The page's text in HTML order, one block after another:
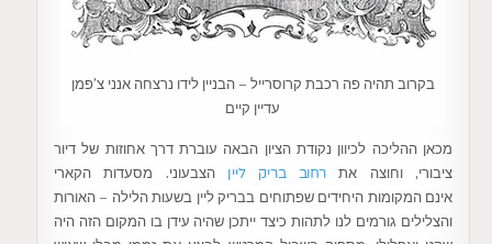
בקרוב תהיה פה רכבת קרוסרייל – הבניין לידו נרצחה אנני צ’פמן
עדיין קיים
מכאן ההליכה לכיוון נקודת הציון הבאה עוברת דרך אחוזות של דיור
ציבורי, וחוצה אתרחוב בריק ליין הצבעוני. מסעדות הקארי
אינם המקומות היחידים שפתוחים בבריק ליין בשעות הלילה – האורות
והצלילים גורמים לנו לתהות כיצד ייתכן שהיה עידן בו המקום הזה היה